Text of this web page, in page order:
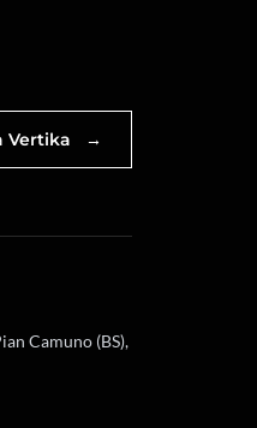
Vertika →
Camuno (BS),